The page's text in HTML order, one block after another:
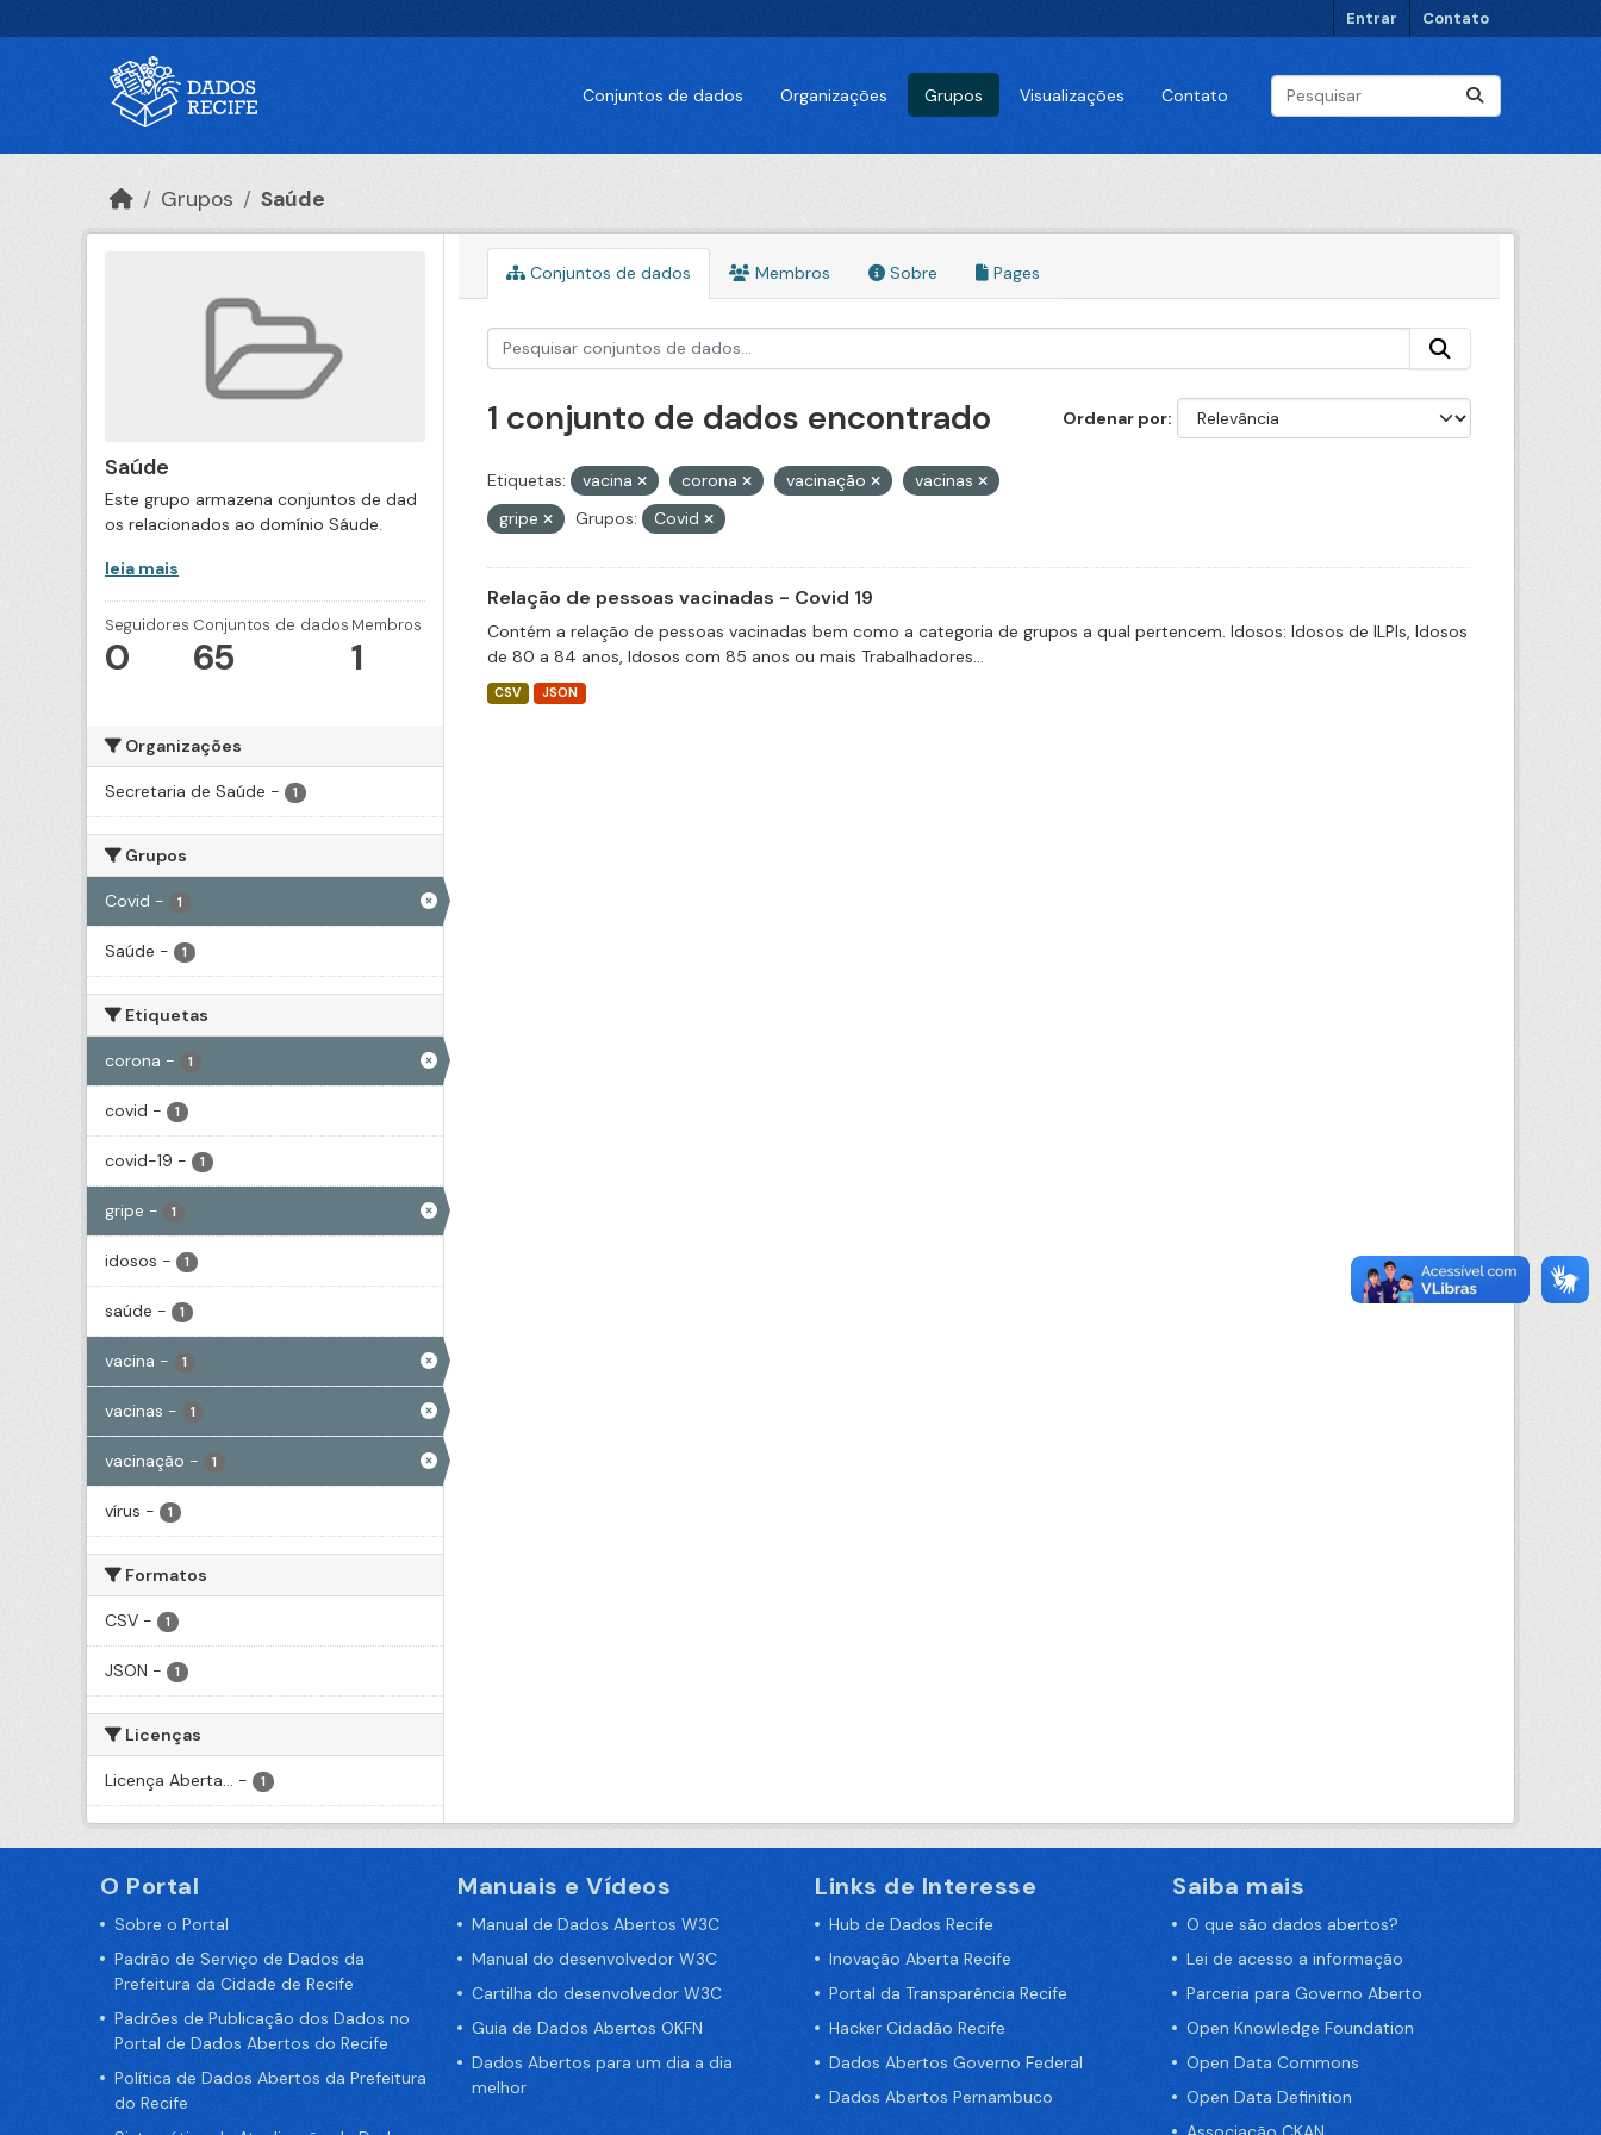
Entrar Contato
Conjuntos de dados Organizações Grupos Visualizações Contato
Grupos Saúde
Saúde
Este grupo armazena conjuntos de dad
os relacionados ao domínio Sáude.
leia mais
Seguidores
0
Conjuntos de dados
65
Membros
1
Organizações
Secretaria de Saúde - 1
Grupos
Covid - 1
Saúde - 1
Etiquetas
corona - 1
covid - 1
covid-19 - 1
gripe - 1
idosos - 1
saúde - 1
vacina - 1
vacinas - 1
vacinação - 1
vírus - 1
Formatos
CSV - 1
JSON - 1
Licenças
Licença Aberta... - 1
Conjuntos de dados Membros Sobre Pages
Ordenar por
1 conjunto de dados encontrado
Etiquetas: vacina corona vacinação
vacinas
gripe
Grupos: Covid
Relação de pessoas vacinadas - Covid 19
Contém a relação de pessoas vacinadas bem como a categoria de grupos a qual pertencem. Idosos: Idosos de ILPIs, Idosos
de 80 a 84 anos, Idosos com 85 anos ou mais Trabalhadores...
CSV JSON
O Portal
Sobre o Portal
Padrão de Serviço de Dados da
Prefeitura da Cidade de Recife
Padrões de Publicação dos Dados no
Portal de Dados Abertos do Recife
Política de Dados Abertos da Prefeitura
do Recife
Manuais e Vídeos
Manual de Dados Abertos W3C
Manual do desenvolvedor W3C
Cartilha do desenvolvedor W3C
Guia de Dados Abertos OKFN
Dados Abertos para um dia a dia
melhor
Links de Interesse
Hub de Dados Recife
Inovação Aberta Recife
Portal da Transparência Recife
Hacker Cidadão Recife
Dados Abertos Governo Federal
Dados Abertos Pernambuco
Saiba mais
O que são dados abertos?
Lei de acesso a informação
Parceria para Governo Aberto
Open Knowledge Foundation
Open Data Commons
Open Data Definition